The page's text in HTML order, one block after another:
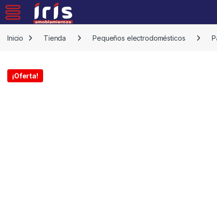
Inicio
Tienda Pequeños electrodomésticos
¡Oferta!